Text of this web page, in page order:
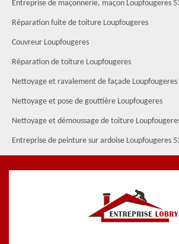
Entreprise de maçonnerie, maçon Loupfougeres
Réparation fuite de toiture Loupfougeres
Couvreur Loupfougeres
Réparation de toiture Loupfougeres
Nettoyage et ravalement de façade Loupfougeres
Nettoyage et pose de gouttière Loupfougeres
Nettoyage et démoussage de toiture
Entreprise de peinture sur ardoise Loupfougeres